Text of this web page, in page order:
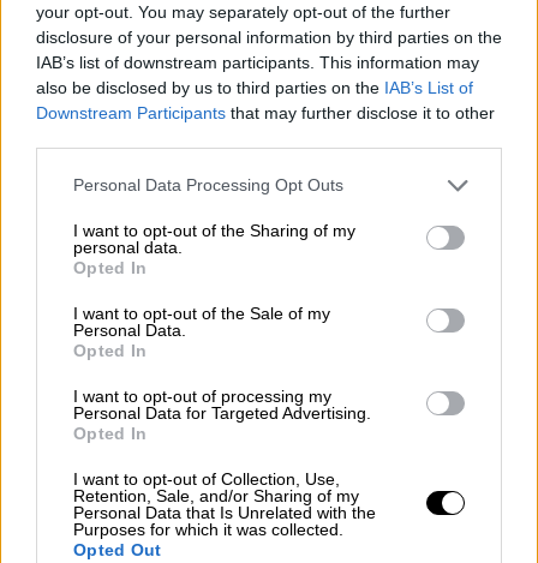
your opt-out. You may separately opt-out of the further
disclosure of your personal information by third parties on the
IAB’s list of downstream participants. This information may
also be disclosed by us to third parties on the IAB’s List of
Downstream Participants that may further disclose it to other
Please note that this website/app uses one or more Google
not limited to your visit or usage behaviour. You may click to
grant or deny consent to Google and its third-party tags to
use your data for below specified purposes in below Google
consent section.
Personal Data Processing Opt Outs
I want to opt-out of the Sharing of my
personal data.
Opted In
I want to opt-out of the Sale of my
Personal Data.
Opted In
I want to opt-out of processing my
Personal Data for Targeted Advertising.
Opted In
I want to opt-out of Collection, Use,
Retention, Sale, and/or Sharing of my
Personal Data that Is Unrelated with the
Purposes for which it was collected.
Opted Out
ΟNamatjiraανέφερε σε δήλωσή του ότι
ζωγραφίζει «ανθρώπους που είναι πλούσιοι,
ισχυροί ή σημαντικοί - ανθρώπους που έχουν
επηρεάσει αυτή τη χώρα και εμένα
προσωπικά, είτε άμεσα είτε έμμεσα, είτε για
καλό είτε για κακό».
Ζωγραφίζωτον κόσμο όπως τον βλέπω»,
είπε. «Οι άνθρωποι δεν είναι υποχρεωμένοι
να συμπαθούν τους πίνακές μου, αλλά
ελπίζω να αφιερώσουν χρόνο για να
κοιτάξουν και να σκεφτούν: ''Γιατί αυτός ο
Αβορίγινας ζωγράφισε αυτούς τους
ισχυρούς ανθρώπους;". Τι προσπαθεί να